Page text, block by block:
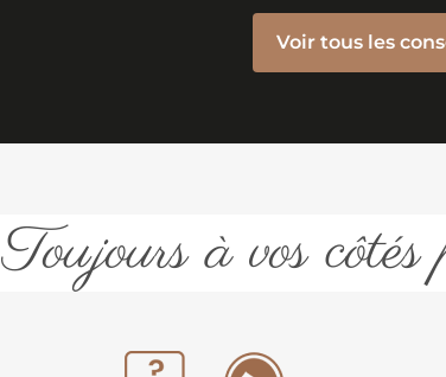
Voir tous les
Toujours à vos côtés